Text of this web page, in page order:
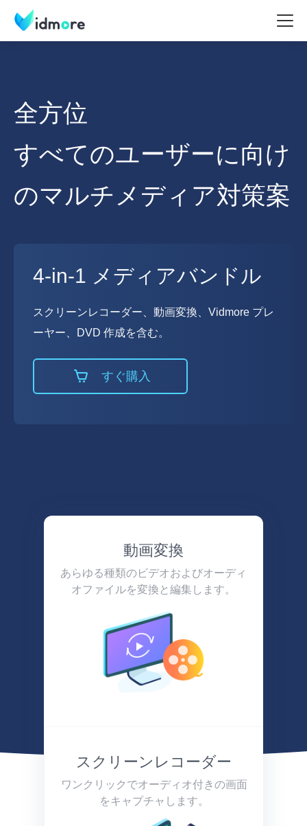
全方位
すべてのユーザーに向け
のマルチメディア対策案
4-in-1 メディアバンドル
スクリーンレコーダー、動画変換、Vidmore プレ
ーヤー、DVD 作成を含む。
すぐ購入
動画変換
あらゆる種類のビデオおよびオーディ
オファイルを変換と編集します。
スクリーンレコーダー
ワンクリックでオーディオ付きの画面
をキャプチャします。